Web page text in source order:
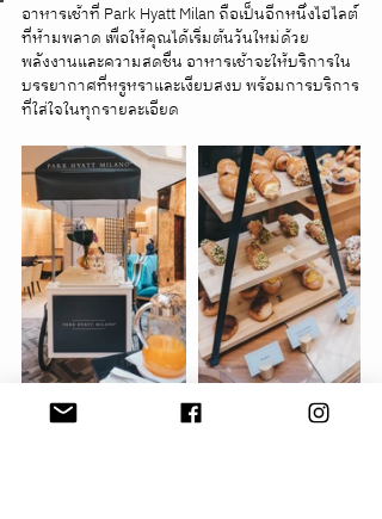
อาหารเช้าที่ Park Hyatt Milan ถือเป็นอีกหนึ่งไฮไลต์
ที่ห้ามพลาด เพื่อให้คุณได้เริ่มต้นวันใหม่ด้วย
พลังงานและความสดชื่น อาหารเช้าจะให้บริการใน
บรรยากาศที่หรูหราและเงียบสงบ พร้อมการบริการ
ที่ใส่ใจในทุกรายละเอียด